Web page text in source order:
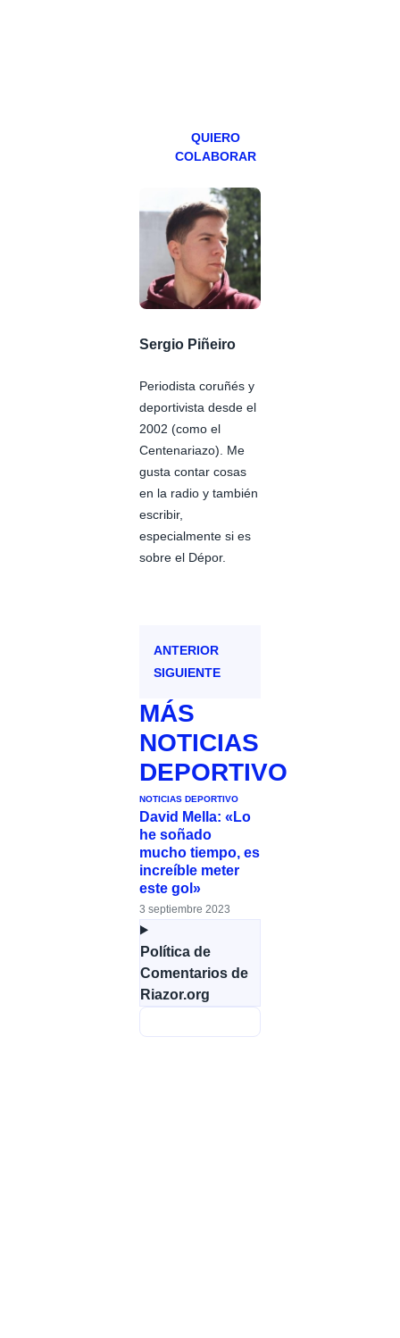
QUIERO
COLABORAR
Sergio Piñeiro
Periodista coruñés y
deportivista desde el
2002 (como el
Centenariazo). Me
gusta contar cosas
en la radio y también
escribir,
especialmente si es
sobre el Dépor.
ANTERIOR
SIGUIENTE
MÁS
NOTICIAS
DEPORTIVO
NOTICIAS DEPORTIVO
David Mella: «Lo
he soñado
mucho tiempo, es
increíble meter
este gol»
3 septiembre 2023
Política de
Comentarios de
Riazor.org